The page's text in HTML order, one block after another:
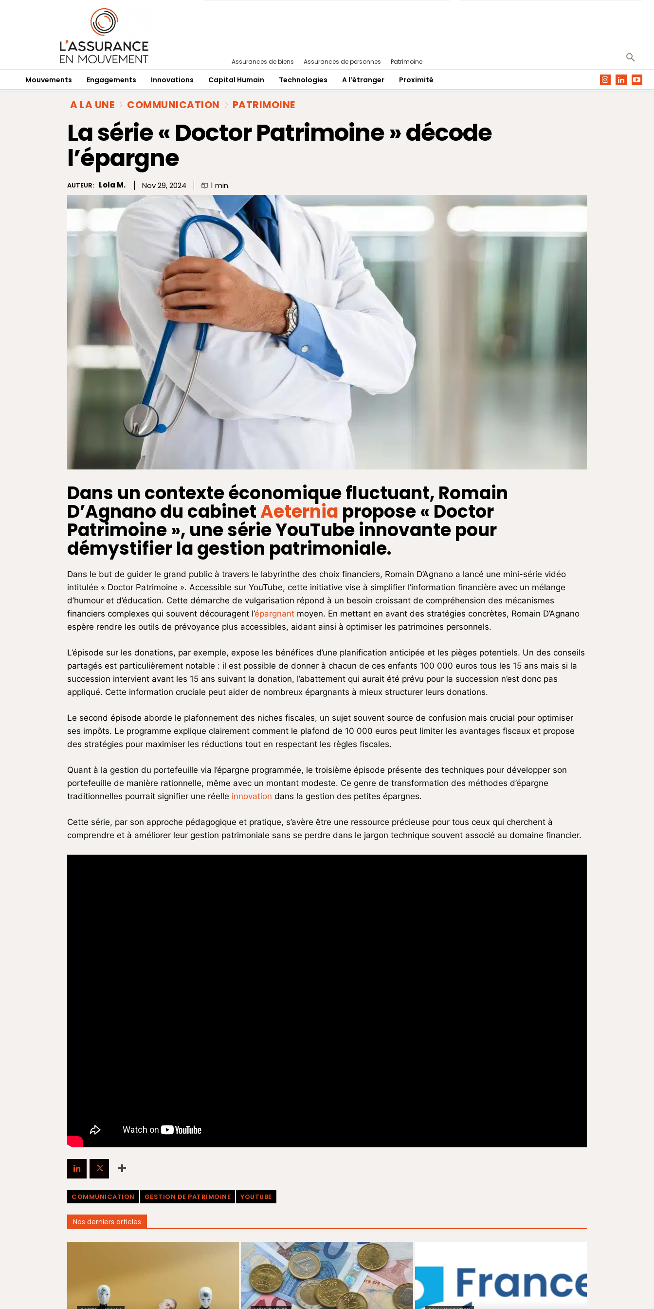
Assurances de biens Assurances de personnes Patrimoine
Mouvements Engagements Innovations Capital Humain Technologies A l’étranger Proximité
A LA UNE COMMUNICATION PATRIMOINE
La série « Doctor Patrimoine » décode
l’épargne
AUTEUR: Lola M. Nov 29, 2024 1 min.
Dans un contexte économique fluctuant, Romain
D’Agnano du cabinetAeternia propose « Doctor
Patrimoine », une série YouTube innovante pour
démystifier la gestion patrimoniale.
Dans le but de guider le grand public à travers le labyrinthe des choix financiers, Romain D’Agnano a lancé une mini-série vidéo
intitulée « Doctor Patrimoine ». Accessible sur YouTube, cette initiative vise à simplifier l’information financière avec un mélange
d’humour et d’éducation. Cette démarche de vulgarisation répond à un besoin croissant de compréhension des mécanismes
financiers complexes qui souvent découragent l’épargnant moyen. En mettant en avant des stratégies concrètes, Romain D’Agnano
espère rendre les outils de prévoyance plus accessibles, aidant ainsi à optimiser les patrimoines personnels.
L’épisode sur les donations, par exemple, expose les bénéfices d’une planification anticipée et les pièges potentiels. Un des conseils
partagés est particulièrement notable : il est possible de donner à chacun de ces enfants 100 000 euros tous les 15 ans mais si la
succession intervient avant les 15 ans suivant la donation, l’abattement qui aurait été prévu pour la succession n’est donc pas
appliqué. Cette information cruciale peut aider de nombreux épargnants à mieux structurer leurs donations.
Le second épisode aborde le plafonnement des niches fiscales, un sujet souvent source de confusion mais crucial pour optimiser
ses impôts. Le programme explique clairement comment le plafond de 10 000 euros peut limiter les avantages fiscaux et propose
des stratégies pour maximiser les réductions tout en respectant les règles fiscales.
Quant à la gestion du portefeuille via l’épargne programmée, le troisième épisode présente des techniques pour développer son
portefeuille de manière rationnelle, même avec un montant modeste. Ce genre de transformation des méthodes d’épargne
traditionnelles pourrait signifier une réelle innovation dans la gestion des petites épargnes.
Cette série, par son approche pédagogique et pratique, s’avère être une ressource précieuse pour tous ceux qui cherchent à
comprendre et à améliorer leur gestion patrimoniale sans se perdre dans le jargon technique souvent associé au domaine financier.
COMMUNICATION GESTION DE PATRIMOINE YOUTUBE
Nos derniers articles